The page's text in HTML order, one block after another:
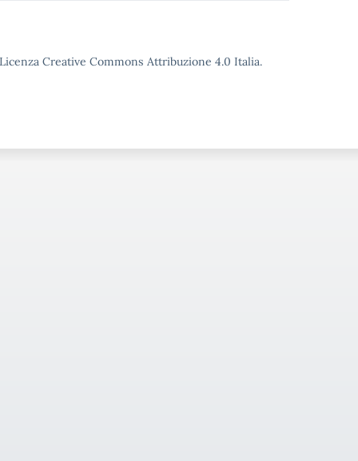
Creative Commons Attribuzione 4.0 Italia.